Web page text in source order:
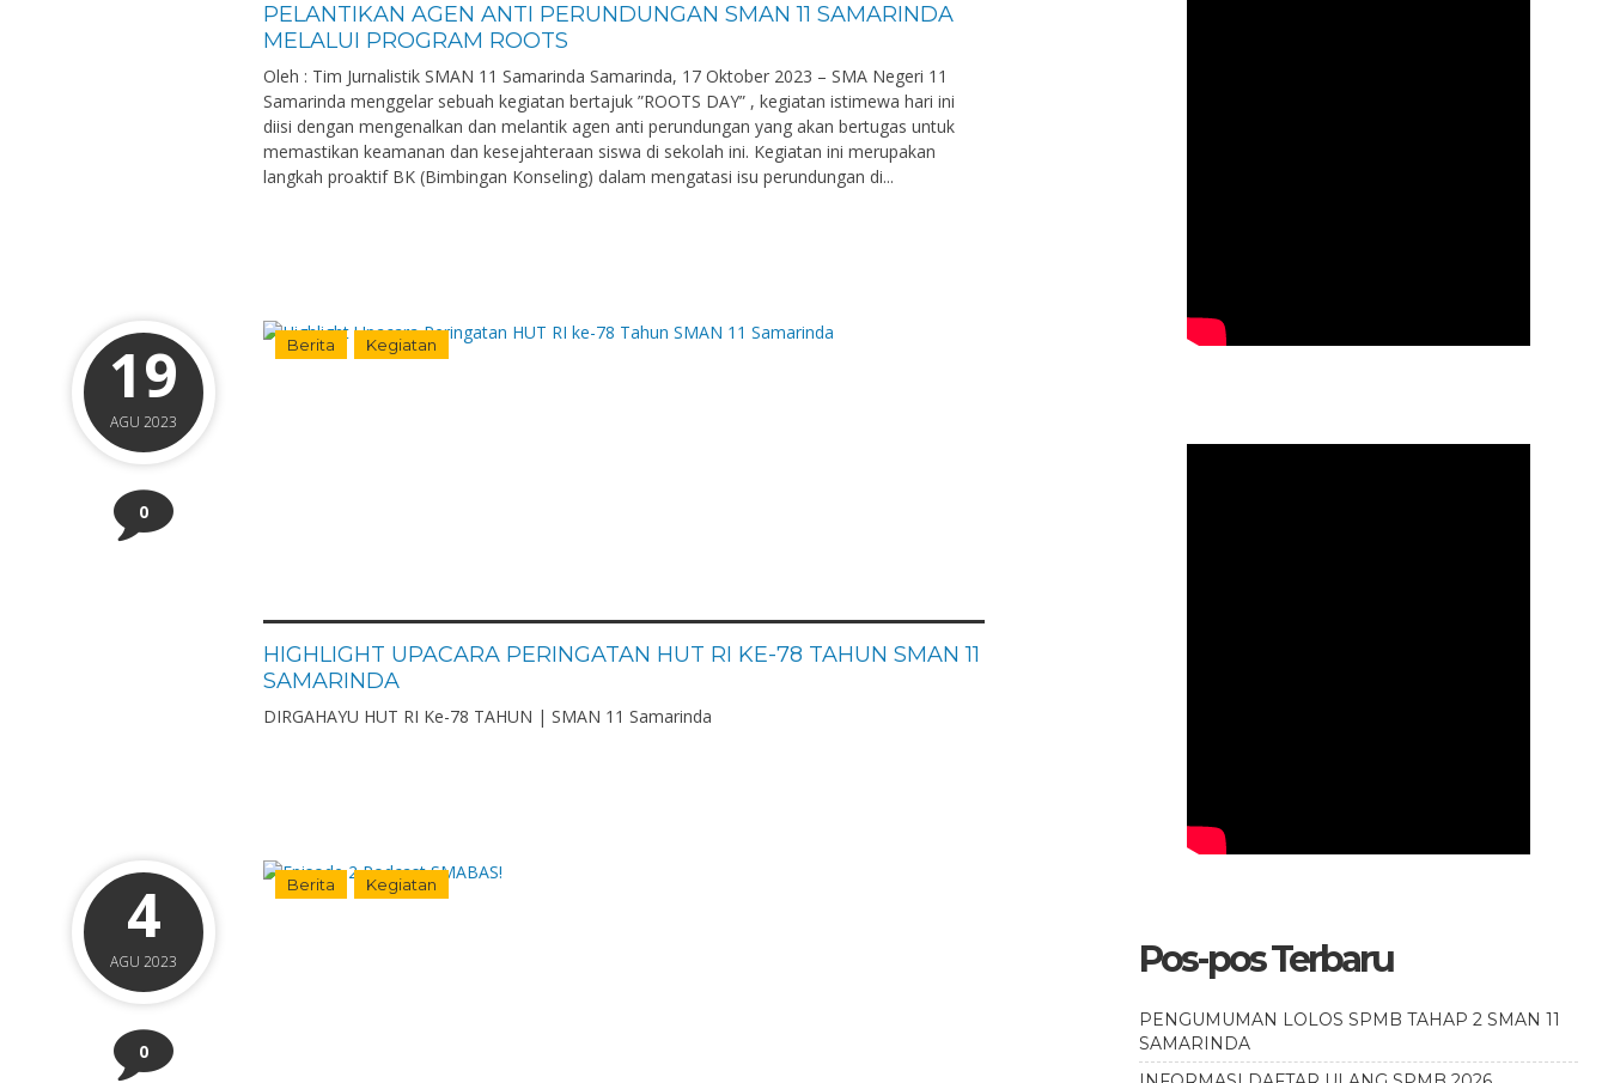
PELANTIKAN AGEN ANTI PERUNDUNGAN SMAN 11 SAMARINDA
MELALUI PROGRAM ROOTS
Oleh : Tim Jurnalistik SMAN 11 Samarinda Samarinda, 17 Oktober 2023 – SMA Negeri 11
Samarinda menggelar sebuah kegiatan bertajuk ”ROOTS DAY” , kegiatan istimewa hari ini
diisi dengan mengenalkan dan melantik agen anti perundungan yang akan bertugas untuk
memastikan keamanan dan kesejahteraan siswa di sekolah ini. Kegiatan ini merupakan
langkah proaktif BK (Bimbingan Konseling) dalam mengatasi isu perundungan di...
19
AGU 2023
0
Berita Kegiatan
HIGHLIGHT UPACARA PERINGATAN HUT RI KE-78 TAHUN SMAN 11
SAMARINDA
DIRGAHAYU HUT RI Ke-78 TAHUN | SMAN 11 Samarinda
4
AGU 2023
0
Berita Kegiatan
Pos-pos Terbaru
PENGUMUMAN LOLOS SPMB TAHAP 2 SMAN 11
SAMARINDA